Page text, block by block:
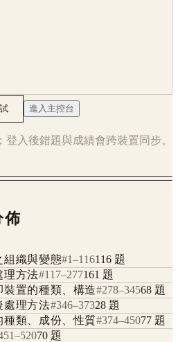
進入主控台
入後錯題與成績會跨裝置同步。
佈
組織與變態#1–116116 題
理方法#117–277161 題
裝置的種類、構造#278–34568 題
處理方法#346–37328題
種類、成份、性質#374–45077 題
–52070 題